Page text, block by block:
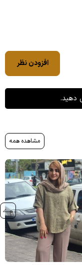
افزودن نظر
دهید.
مشاهده همه